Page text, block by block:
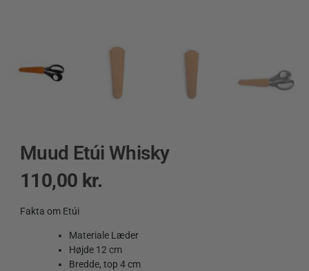
Muud Etúi Whisky
110,00 kr.
Fakta om Etúi
Materiale Læder
Højde 12 cm
Bredde, top 4 cm